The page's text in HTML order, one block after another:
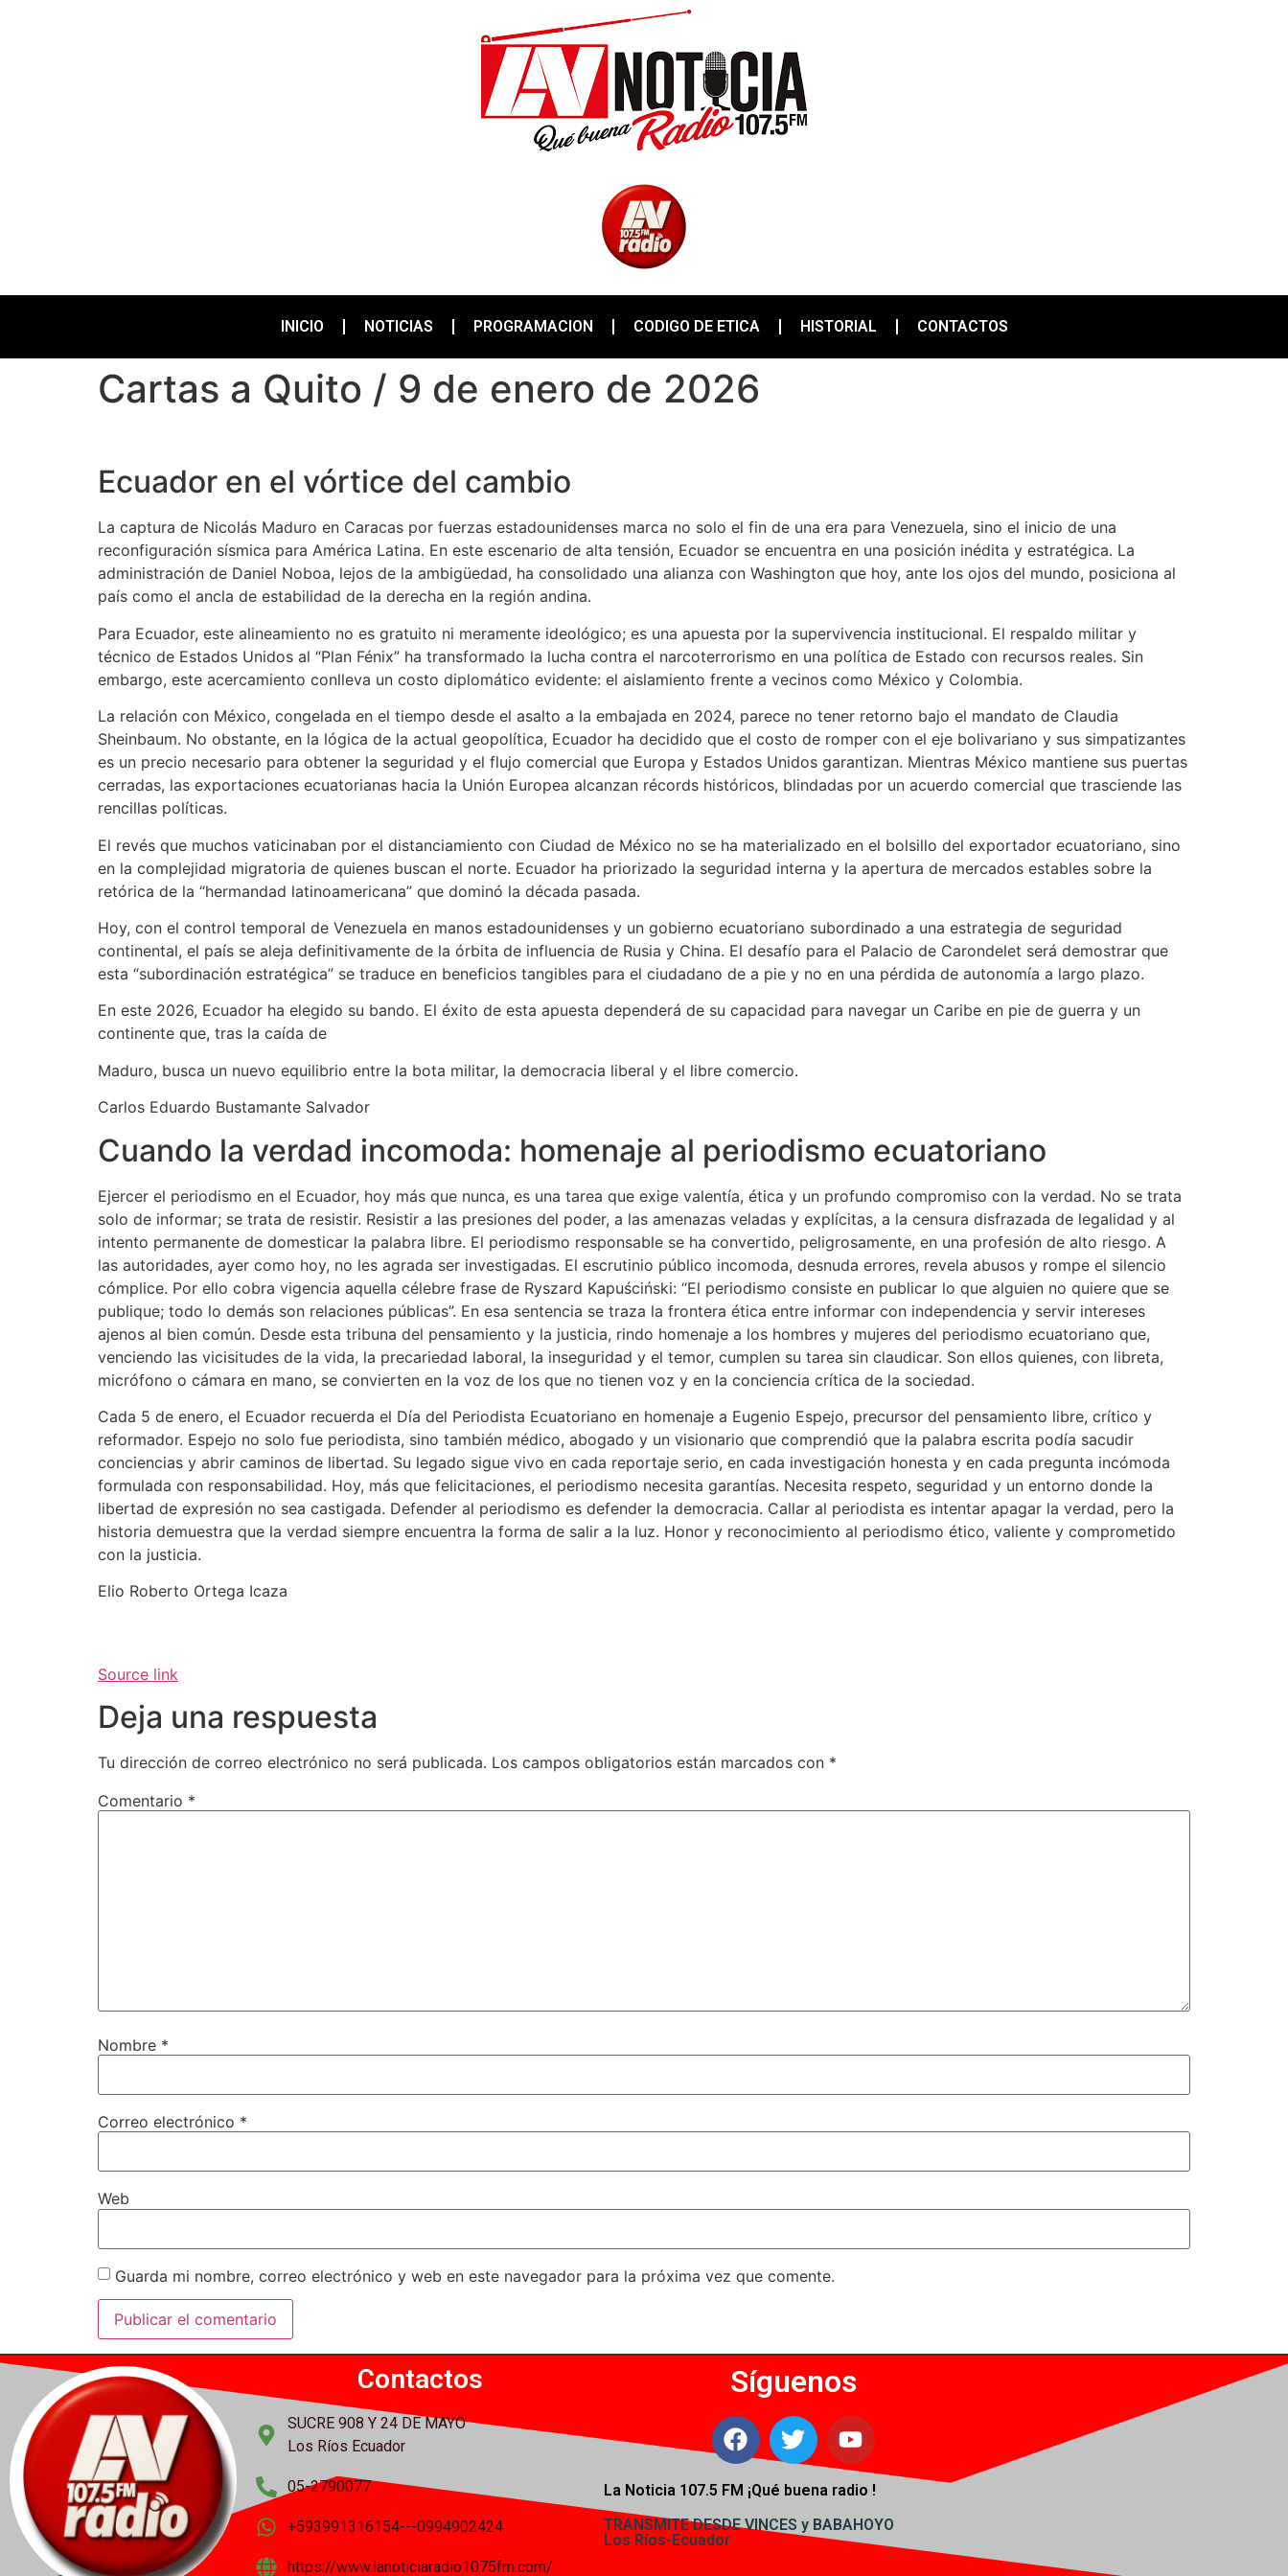
INICIO NOTICIAS PROGRAMACION CODIGO DE ETICA HISTORIAL CONTACTOS
Cartas a Quito / 9 de enero de 2026
Ecuador en el vórtice del cambio
La captura de Nicolás Maduro en Caracas por fuerzas estadounidenses marca no solo el fin de una era para Venezuela, sino el inicio de una
reconfiguración sísmica para América Latina. En este escenario de alta tensión, Ecuador se encuentra en una posición inédita y estratégica. La
administración de Daniel Noboa, lejos de la ambigüedad, ha consolidado una alianza con Washington que hoy, ante los ojos del mundo, posiciona al
país como el ancla de estabilidad de la derecha en la región andina.
Para Ecuador, este alineamiento no es gratuito ni meramente ideológico; es una apuesta por la supervivencia institucional. El respaldo militar y
técnico de Estados Unidos al “Plan Fénix” ha transformado la lucha contra el narcoterrorismo en una política de Estado con recursos reales. Sin
embargo, este acercamiento conlleva un costo diplomático evidente: el aislamiento frente a vecinos como México y Colombia.
La relación con México, congelada en el tiempo desde el asalto a la embajada en 2024, parece no tener retorno bajo el mandato de Claudia
Sheinbaum. No obstante, en la lógica de la actual geopolítica, Ecuador ha decidido que el costo de romper con el eje bolivariano y sus simpatizantes
es un precio necesario para obtener la seguridad y el flujo comercial que Europa y Estados Unidos garantizan. Mientras México mantiene sus puertas
cerradas, las exportaciones ecuatorianas hacia la Unión Europea alcanzan récords históricos, blindadas por un acuerdo comercial que trasciende las
rencillas políticas.
El revés que muchos vaticinaban por el distanciamiento con Ciudad de México no se ha materializado en el bolsillo del exportador ecuatoriano, sino
en la complejidad migratoria de quienes buscan el norte. Ecuador ha priorizado la seguridad interna y la apertura de mercados estables sobre la
retórica de la “hermandad latinoamericana” que dominó la década pasada.
Hoy, con el control temporal de Venezuela en manos estadounidenses y un gobierno ecuatoriano subordinado a una estrategia de seguridad
continental, el país se aleja definitivamente de la órbita de influencia de Rusia y China. El desafío para el Palacio de Carondelet será demostrar que
esta “subordinación estratégica” se traduce en beneficios tangibles para el ciudadano de a pie y no en una pérdida de autonomía a largo plazo.
En este 2026, Ecuador ha elegido su bando. El éxito de esta apuesta dependerá de su capacidad para navegar un Caribe en pie de guerra y un
continente que, tras la caída de
Maduro, busca un nuevo equilibrio entre la bota militar, la democracia liberal y el libre comercio.
Carlos Eduardo Bustamante Salvador
Cuando la verdad incomoda: homenaje al periodismo ecuatoriano
Ejercer el periodismo en el Ecuador, hoy más que nunca, es una tarea que exige valentía, ética y un profundo compromiso con la verdad. No se trata
solo de informar; se trata de resistir. Resistir a las presiones del poder, a las amenazas veladas y explícitas, a la censura disfrazada de legalidad y al
intento permanente de domesticar la palabra libre. El periodismo responsable se ha convertido, peligrosamente, en una profesión de alto riesgo. A
las autoridades, ayer como hoy, no les agrada ser investigadas. El escrutinio público incomoda, desnuda errores, revela abusos y rompe el silencio
cómplice. Por ello cobra vigencia aquella célebre frase de Ryszard Kapuściński: “El periodismo consiste en publicar lo que alguien no quiere que se
publique; todo lo demás son relaciones públicas”. En esa sentencia se traza la frontera ética entre informar con independencia y servir intereses
ajenos al bien común. Desde esta tribuna del pensamiento y la justicia, rindo homenaje a los hombres y mujeres del periodismo ecuatoriano que,
venciendo las vicisitudes de la vida, la precariedad laboral, la inseguridad y el temor, cumplen su tarea sin claudicar. Son ellos quienes, con libreta,
micrófono o cámara en mano, se convierten en la voz de los que no tienen voz y en la conciencia crítica de la sociedad.
Cada 5 de enero, el Ecuador recuerda el Día del Periodista Ecuatoriano en homenaje a Eugenio Espejo, precursor del pensamiento libre, crítico y
reformador. Espejo no solo fue periodista, sino también médico, abogado y un visionario que comprendió que la palabra escrita podía sacudir
conciencias y abrir caminos de libertad. Su legado sigue vivo en cada reportaje serio, en cada investigación honesta y en cada pregunta incómoda
formulada con responsabilidad. Hoy, más que felicitaciones, el periodismo necesita garantías. Necesita respeto, seguridad y un entorno donde la
libertad de expresión no sea castigada. Defender al periodismo es defender la democracia. Callar al periodista es intentar apagar la verdad, pero la
historia demuestra que la verdad siempre encuentra la forma de salir a la luz. Honor y reconocimiento al periodismo ético, valiente y comprometido
con la justicia.
Elio Roberto Ortega Icaza
Source link
Deja una respuesta
Tu dirección de correo electrónico no será publicada. Los campos obligatorios están marcados con *
Comentario *
Nombre *
Correo electrónico *
Web
Guarda mi nombre, correo electrónico y web en este navegador para la próxima vez que comente.
Contactos
SUCRE 908 Y 24 DE MAYO
Los Ríos Ecuador
05-2790077
+593991316154---0994902424
https://www.lanoticiaradio1075fm.com/
Síguenos
La Noticia 107.5 FM ¡Qué buena radio !
TRANSMITE DESDE VINCES y BABAHOYO
Los Ríos-Ecuador